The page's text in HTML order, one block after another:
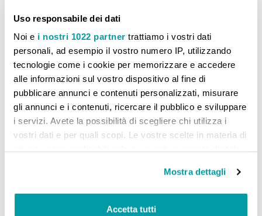
Uso responsabile dei dati
Noi e i nostri 1022 partner trattiamo i vostri dati
personali, ad esempio il vostro numero IP, utilizzando
tecnologie come i cookie per memorizzare e accedere
alle informazioni sul vostro dispositivo al fine di
pubblicare annunci e contenuti personalizzati, misurare
gli annunci e i contenuti, ricercare il pubblico e sviluppare
i servizi. Avete la possibilità di scegliere chi utilizza i
vostri dati e per quali scopi. Le vostre scelte in materia di
modificare o revocare il proprio consenso in qualsiasi
momento dalla Dichiarazione sui cookie o facendo clic
sull'icona di attivazione della privacy.
Mostra dettagli
Accetta tutti
Bitácora Nueva edición 2 - Edición híbrida - Libro del alumno
35,90 €
Non Disponibile
Aggiungi alla lista desideri Aggiungi al